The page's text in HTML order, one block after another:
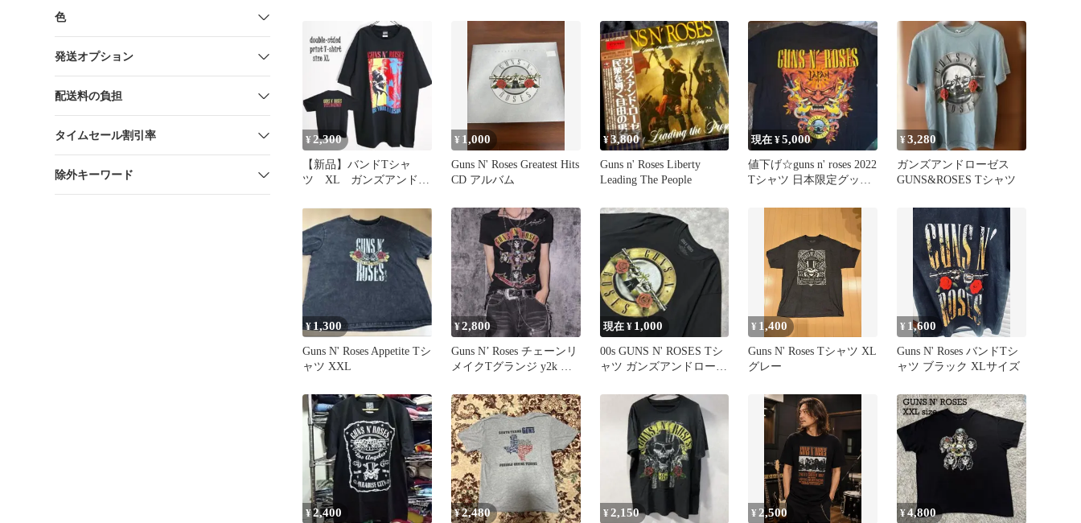
色
発送オプション
配送料の負担
タイムセール割引率
除外キーワード
¥2,300
【新品】バンドTシャ
ツ XL ガンズアンドロ
¥ 1,000
Guns N' Roses Greatest Hits
CD アルバム
¥3,800
Guns n' Roses Liberty
Leading The People
現在 ¥5,000
値下げ☆guns n' roses 2022
Tシャツ 日本限定グッ
¥3,280
ガンズアンドローゼス
GUNS&ROSES Tシャツ
¥1,300
Guns N' Roses Appetite Tシ
ャツ XXL
¥2,800
Guns N’ Roses チェーンリ
メイクTグランジ y2k ロ
現在 ¥ 1,000
00s GUNS N' ROSES Tシ
ャツ ガンズアンドローゼ
¥ 1,400
Guns N' Roses Tシャツ XL
グレー
¥ 1,600
Guns N' Roses バンドTシ
ャツ ブラック XLサイズ
¥2,400 ¥2,480 ¥2,150 ¥ 2,500 ¥4,800